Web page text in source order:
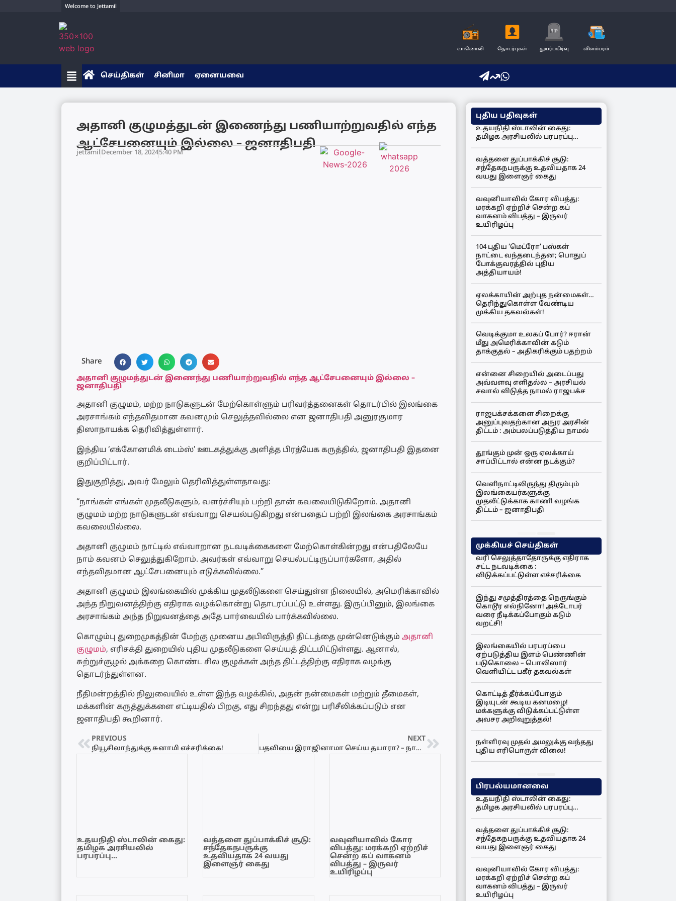
Welcome to Jettamil
வானொலி தொடர்புகள் துயர்பகிர்வு விளம்பரம்
செய்திகள் சினிமா ஏனையவை
அதானி குழுமத்துடன் இணைந்து பணியாற்றுவதில் எந்த
ஆட்சேபனையும் இல்லை – ஜனாதிபதி
jettamilDecember 18, 20245:40 PM
Share
அதானி குழுமத்துடன் இணைந்து பணியாற்றுவதில் எந்த ஆட்சேபனையும் இல்லை –
ஜனாதிபதி
அதானி குழுமம், மற்ற நாடுகளுடன் மேற்கொள்ளும் பரிவர்த்தனைகள் தொடர்பில் இலங்கை
அரசாங்கம் எந்தவிதமான கவனமும் செலுத்தவில்லை என ஜனாதிபதி அனுரகுமார
திஸாநாயக்க தெரிவித்துள்ளார்.
இந்திய ‘எக்கோனமிக் டைம்ஸ்’ ஊடகத்துக்கு அளித்த பிரத்யேக கருத்தில், ஜனாதிபதி இதனை
குறிப்பிட்டார்.
இதுகுறித்து, அவர் மேலும் தெரிவித்துள்ளதாவது:
“நாங்கள் எங்கள் முதலீடுகளும், வளர்ச்சியும் பற்றி தான் கவலையிடுகிறோம். அதானி
குழுமம் மற்ற நாடுகளுடன் எவ்வாறு செயல்படுகிறது என்பதைப் பற்றி இலங்கை அரசாங்கம்
கவலையில்லை.
அதானி குழுமம் நாட்டில் எவ்வாறான நடவடிக்கைகளை மேற்கொள்கின்றது என்பதிலேயே
நாம் கவனம் செலுத்துகிறோம். அவர்கள் எவ்வாறு செயல்பட்டிருப்பார்களோ, அதில்
எந்தவிதமான ஆட்சேபனையும் எடுக்கவில்லை.”
அதானி குழுமம் இலங்கையில் முக்கிய முதலீடுகளை செய்துள்ள நிலையில், அமெரிக்காவில்
அந்த நிறுவனத்திற்கு எதிராக வழக்கொன்று தொடரப்பட்டு உள்ளது. இருப்பினும், இலங்கை
அரசாங்கம் அந்த நிறுவனத்தை அதே பார்வையில் பார்க்கவில்லை.
கொழும்பு துறைமுகத்தின் மேற்கு முனைய அபிவிருத்தி திட்டத்தை முன்னெடுக்கும் அதானி
குழுமம், எரிசக்தி துறையில் புதிய முதலீடுகளை செய்யத் திட்டமிட்டுள்ளது. ஆனால்,
சுற்றுச்சூழல் அக்கறை கொண்ட சில குழுக்கள் அந்த திட்டத்திற்கு எதிராக வழக்கு
தொடர்ந்துள்ளன.
நீதிமன்றத்தில் நிலுவையில் உள்ள இந்த வழக்கில், அதன் நன்மைகள் மற்றும் தீமைகள்,
மக்களின் கருத்துக்களை எட்டியதில் பிறகு, எது சிறந்தது என்று பரிசீலிக்கப்படும் என
ஜனாதிபதி கூறினார்.
PREVIOUS
நியூசிலாந்துக்கு சுனாமி எச்சரிக்கை!
NEXT
பதவியை இராஜினாமா செய்ய தயாரா? – நாமல்
உதயநிதி ஸ்டாலின் கைது:
தமிழக அரசியலில்
பரபரப்பு…
வத்தளை துப்பாக்கிச் சூடு:
சந்தேகநபருக்கு
உதவியதாக 24 வயது
இளைஞர் கைது
வவுனியாவில் கோர
விபத்து: மரக்கறி ஏற்றிச்
சென்ற கப் வாகனம்
விபத்து – இருவர்
உயிரிழப்பு
புதிய பதிவுகள்
உதயநிதி ஸ்டாலின் கைது:
தமிழக அரசியலில் பரபரப்பு…
வத்தளை துப்பாக்கிச் சூடு:
சந்தேகநபருக்கு உதவியதாக 24
வயது இளைஞர் கைது
வவுனியாவில் கோர விபத்து:
மரக்கறி ஏற்றிச் சென்ற கப்
வாகனம் விபத்து – இருவர்
உயிரிழப்பு
104 புதிய ‘மெட்ரோ’ பஸ்கள்
நாட்டை வந்தடைந்தன; பொதுப்
போக்குவரத்தில் புதிய
அத்தியாயம்!
ஏலக்காயின் அற்புத நன்மைகள்…
தெரிந்துகொள்ள வேண்டிய
முக்கிய தகவல்கள்!
வெடிக்குமா உலகப் போர்? ஈரான்
மீது அமெரிக்காவின் கடும்
தாக்குதல் – அதிகரிக்கும் பதற்றம்
என்னை சிறையில் அடைப்பது
அவ்வளவு எளிதல்ல – அரசியல்
சவால் விடுத்த நாமல் ராஜபக்ச
ராஜபக்சக்களை சிறைக்கு
அனுப்புவதற்கான அநுர அரசின்
திட்டம் : அம்பலப்படுத்திய நாமல்
தூங்கும் முன் ஒரு ஏலக்காய்
சாப்பிட்டால் என்ன நடக்கும்?
வெளிநாட்டிலிருந்து திரும்பும்
இலங்கையர்களுக்கு
முதலீட்டுக்காக காணி வழங்க
திட்டம் – ஜனாதிபதி
முக்கியச் செய்திகள்
வரி செலுத்தாதோருக்கு எதிராக
சட்ட நடவடிக்கை :
விடுக்கப்பட்டுள்ள எச்சரிக்கை
இந்து சமுத்திரத்தை நெருங்கும்
கொடூர எல்நினோ! அக்டோபர்
வரை நீடிக்கப்போகும் கடும்
வறட்சி!
இலங்கையில் பரபரப்பை
ஏற்படுத்திய இளம் பெண்ணின்
படுகொலை – பொலிஸார்
வெளியிட்ட பகீர் தகவல்கள்
கொட்டித் தீர்க்கப்போகும்
இடியுடன் கூடிய கனமழை!
மக்களுக்கு விடுக்கப்பட்டுள்ள
அவசர அறிவுறுத்தல்!
நள்ளிரவு முதல் அமலுக்கு வந்தது
புதிய எரிபொருள் விலை!
பிரபல்யமானவை
உதயநிதி ஸ்டாலின் கைது:
தமிழக அரசியலில் பரபரப்பு…
வத்தளை துப்பாக்கிச் சூடு:
சந்தேகநபருக்கு உதவியதாக 24
வயது இளைஞர் கைது
வவுனியாவில் கோர விபத்து:
மரக்கறி ஏற்றிச் சென்ற கப்
வாகனம் விபத்து – இருவர்
உயிரிழப்பு